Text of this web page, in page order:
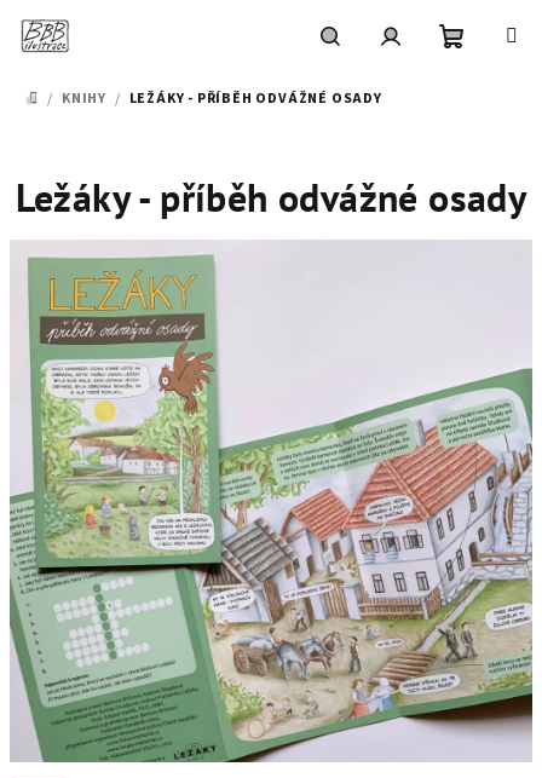
obsah
DOMŮ
/ KNIHY / LEŽÁKY - PŘÍBĚH ODVÁŽNÉ OSADY
Ležáky - příběh odvážné osady